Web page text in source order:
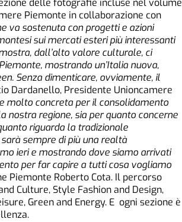
delle fotografie incluse nel volume
Piemonte in collaborazione con
va sostenuta con progetti e azioni
sui mercati esteri più interessanti
dall’alto valore culturale, ci
, mostrando un’Italia nuova,
Senza dimenticare, ovviamente, il
Dardanello, Presidente Unioncamere
molto concreta per il consolidamento
nostra regione, sia per quanto concerne
riguarda la tradizionale
sempre di più una realtà
ieri e mostrando dove siamo arrivati
per far capire a tutti cosa vogliamo
Piemonte Roberto Cota. Il percorso
Culture, Style Fashion and Design,
Green and Energy. E ogni sezione è